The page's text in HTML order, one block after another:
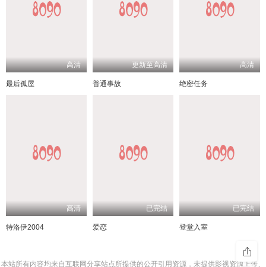
高清
最后孤屋
更新至高清
普通事故
高清
绝密任务
高清
特洛伊2004
已完结
爱恋
已完结
登堂入室
本站所有内容均来自互联网分享站点所提供的公开引用资源，未提供影视资源上传、